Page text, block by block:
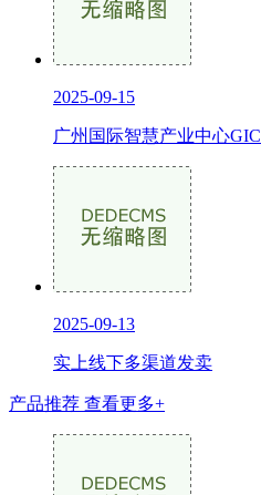
2025-09-15
广州国际智慧产业中心GIC
2025-09-13
实上线下多渠道发卖
产品推荐 查看更多+